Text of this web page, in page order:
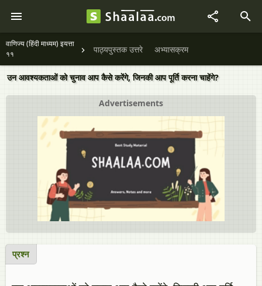
वाणिज्य (हिंदी माध्यम) इयत्ता
११
पाठ्यपुस्तक उत्तरे अभ्यासक्रम
उन आवश्यकताओं को चुनाव आप कैसे करेंगे, जिनकी आप पूर्ति करना चाहेंगे?
Advertisements
प्रश्न